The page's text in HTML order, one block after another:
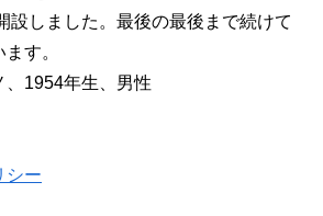
設しました。最後の最後まで続けて
す。
、1954年生、男性
シー